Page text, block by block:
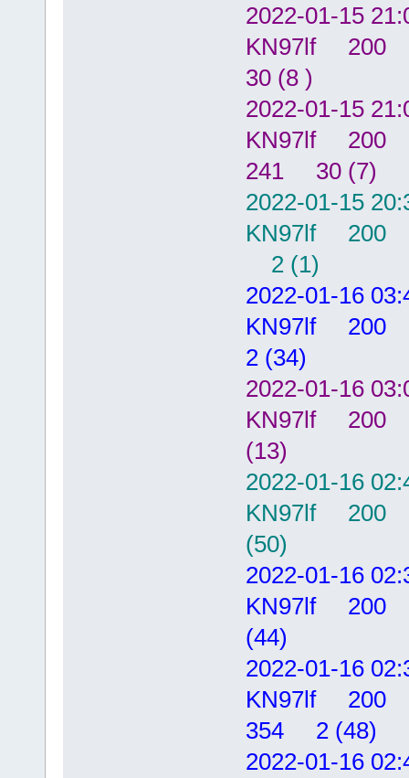
2022-01-
KN97lf
30 (8 )
2022-01-
KN97lf 200
241 30 (7)
2022-01-
KN97lf 200
2 (1)
2022-01-
KN97lf
2 (34)
2022-01-
KN97lf
(13)
2022-01-
KN97lf
(50)
2022-01-
KN97lf
(44)
2022-01-
KN97lf 200
354 2 (48)
2022-01-